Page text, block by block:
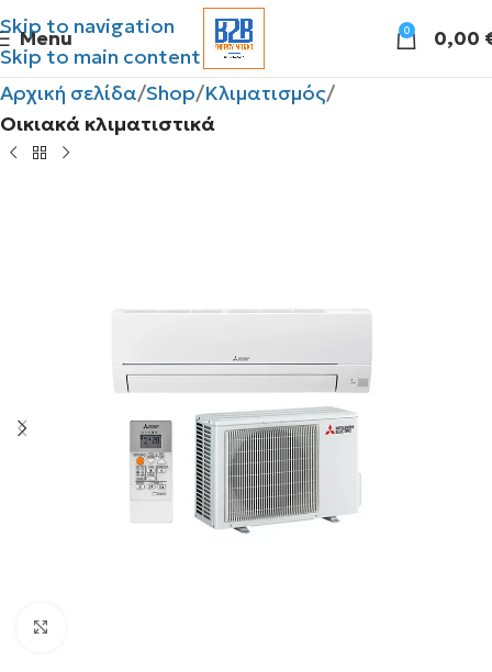
Skip to navigation
Skip to main content
Menu 0 0,00
Αρχική σελίδα Shop Κλιματισμός
Οικιακά κλιματιστικά